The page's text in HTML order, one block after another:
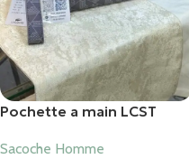
Pochette a main LCST
Sacoche Homme